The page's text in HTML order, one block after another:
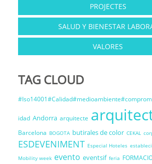
PROJECTES
SALUD Y BIENESTAR
VALORES
TAG CLOUD
idad Andorra arquitecte
Barcelona BOGOTA butirales de color CEKAL
ESDEVENIMENT Especial Hoteles
Mobility week evento eventsif feria